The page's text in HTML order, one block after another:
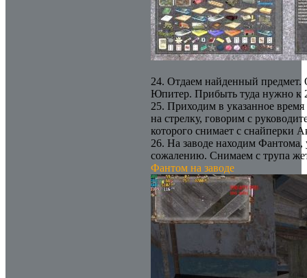
24. Отдаем найденный предмет.
Юпитер. Прибыть туда нужно к
25. Приходим в указанное время
на стрелку, говорим с
которого снимает с снайперки
26. На заводе находим Фантома,
сожалению. Снимаем с трупа
Фантом на заводе